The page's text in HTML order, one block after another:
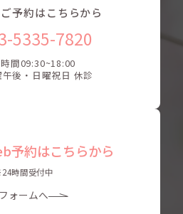
予約はこちらから
5335-7820
間09:30~18:00
後・日曜祝日 休診
予約はこちらから
時間受付中
ォームへ